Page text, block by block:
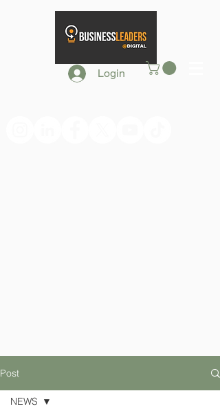
Login
Post
NEWS